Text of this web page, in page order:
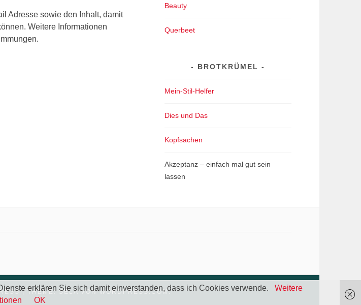
Adresse sowie den Inhalt, damit
Weitere Informationen
Beauty
Querbeet
BROTKRÜMEL
Mein-Stil-Helfer
Dies und Das
Kopfsachen
Akzeptanz – einfach mal gut sein
lassen
| THEME: SELA VONWORDPRESS.COM.
erklären Sie sich damit einverstanden, dass ich Cookies verwende.
Weitere
OK